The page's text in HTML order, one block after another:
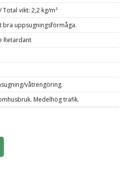
Total vikt: 2,2 kg/m²
bra uppsugningsförmåga.
Retardant
våtrengöring.
Medelhög trafik.